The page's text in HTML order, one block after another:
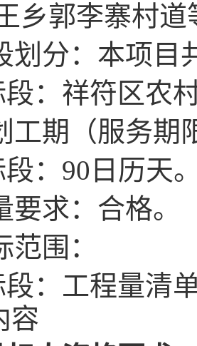
乡郭李寨村
划分：本项目
段：祥符区农
工期（服务期
： 90 日历天
要求：合格。
范围：
段：工程量清
容